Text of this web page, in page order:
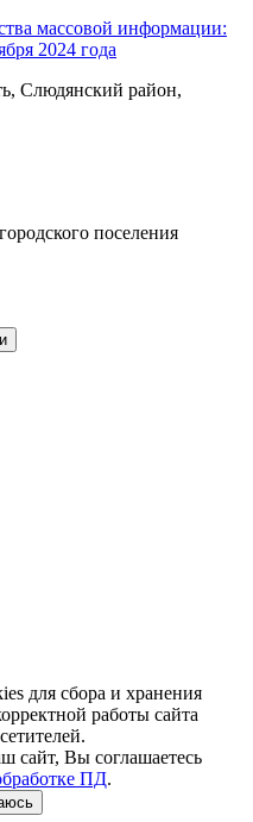
массовой информации:
2024 года
Слюдянский район,
поселения
для сбора и хранения
работы сайта
сайт, Вы соглашаетесь
ПД.